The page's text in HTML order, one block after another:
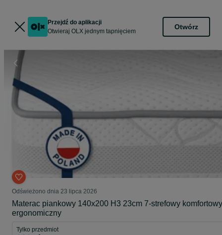
Przejdź do aplikacji
Otwieraj OLX jednym tapnięciem
Otwórz
Odświeżono dnia 23 lipca 2026
Materac piankowy 140x200 H3 23cm 7-strefowy komfortowy
ergonomiczny
Tylko przedmiot